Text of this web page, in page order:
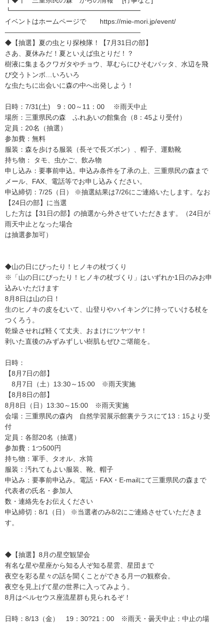
┗━━━━━━━━━━━━━━━━━━━
イベントはホームページで https://mie-mori.jp/event/
――――――――――――――――――――
◆【抽選】夏の虫とり探検隊！【7月31日の部】
さあ、夏休みだ！夏といえば虫とりだ！？
樹液に集まるクワガタやチョウ、草むらにひそむバッタ、水辺を飛
び交うトンボ…いろいろ
な虫たちに出会いに森の中へ出発しよう！
日時：7/31(土) 9：00～11：00 ※雨天中止
場所：三重県民の森 ふれあいの館集合（8：45より受付）
定員：20名（抽選）
参加費：無料
服装：森を歩ける服装（長そで長ズボン）、帽子、運動靴
持ち物： タモ、虫かご、飲み物
申し込み：要事前申込。申込み条件を了承の上、三重県民の森まで
メール、FAX、電話等でお申し込みください。
申込締切：7/25（日） ※抽選結果は7/26にご連絡いたします。なお
【24日の部】に当選
した方は【31日の部】の抽選から外させていただきます。（24日が
雨天中止となった場合
は抽選参加可）
◆山の日にぴったり！ヒノキの杖づくり
※「山の日にぴったり！ヒノキの杖づくり」はいずれか1日のみお申
込みいただけます
8月8日は山の日！
生のヒノキの皮をむいて、山登りやハイキングに持っていける杖を
つくろう。
乾燥させれば軽くて丈夫、おまけにツヤツヤ！
剥いた直後のみずみずしい樹肌もぜひご堪能を。
日時：
【8月7日の部】
8月7日（土）13:30～15:00 ※雨天実施
【8月8日の部】
8月8日（日）13:30～15:00 ※雨天実施
会場：三重県民の森内 自然学習展示館裏テラスにて13：15より受
付
定員：各部20名（抽選）
参加費：1つ500円
持ち物：軍手、タオル、水筒
服装：汚れてもよい服装、靴、帽子
申込み：要事前申込み。電話・FAX・E-mailにて三重県民の森まで
代表者の氏名・参加人
数・連絡先をお伝えください
申込締切：8/1（日） ※当選者のみ8/2にご連絡させていただきま
す。
◆【抽選】8月の星空観望会
有名な星や星座から知る人ぞ知る星雲、星団まで
夜空を彩る星々の話を聞くことができる月一の観察会。
夜空を見上げて星の世界に入ってみよう。
8月はペルセウス座流星群も見られるぞ！
日時：8/13（金） 19：30?21：00 ※雨天・曇天中止：中止の場